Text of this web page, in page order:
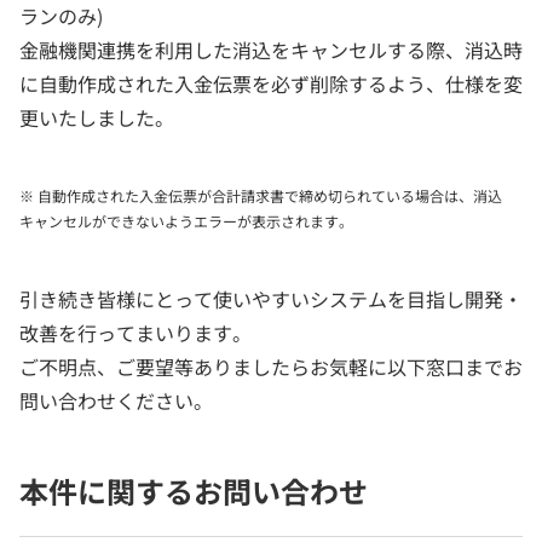
ランのみ)
金融機関連携を利用した消込をキャンセルする際、消込時
に自動作成された入金伝票を必ず削除するよう、仕様を変
更いたしました。
※ 自動作成された入金伝票が合計請求書で締め切られている場合は、消込
キャンセルができないようエラーが表示されます。
引き続き皆様にとって使いやすいシステムを目指し開発・
改善を行ってまいります。
ご不明点、ご要望等ありましたらお気軽に以下窓口までお
問い合わせください。
本件に関するお問い合わせ